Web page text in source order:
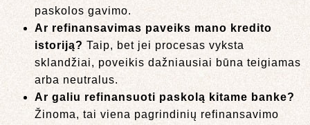
paskolos gavimo.
Ar refinansavimas paveiks mano kredito
istoriją? Taip, bet jei procesas vyksta
sklandžiai, poveikis dažniausiai būna teigiamas
arba neutralus.
Ar galiu refinansuoti paskolą kitame banke?
Žinoma, tai viena pagrindinių refinansavimo